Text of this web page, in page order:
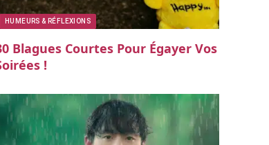
HUMEURS & RÉFLEXIONS
Blagues Courtes Pour Égayer Vos
!